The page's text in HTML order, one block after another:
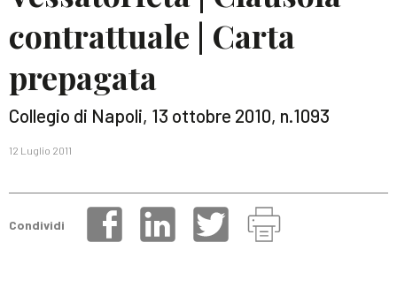
contrattuale | Carta
prepagata
Collegio di Napoli, 13 ottobre 2010, n.1093
12 Luglio 2011
Condividi